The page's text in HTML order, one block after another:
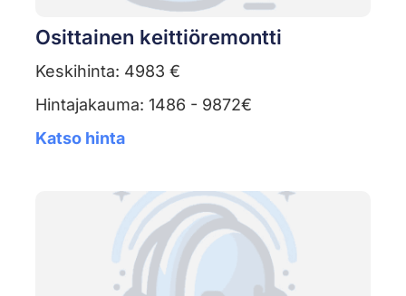
Osittainen keittiöremontti
Keskihinta: 4983 €
Hintajakauma: 1486 - 9872€
Katso hinta